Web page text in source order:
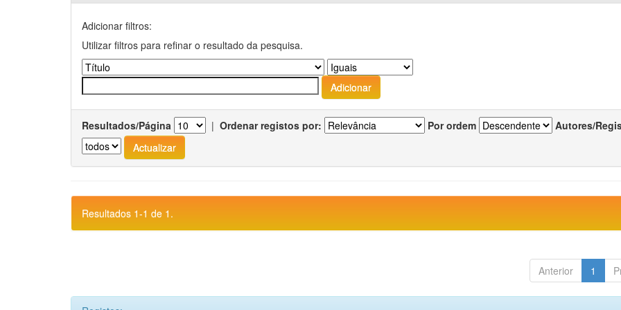
Adicionar filtros:
Utilizar filtros para refinar o resultado da pesquisa.
Resultados/Página | Ordenar registos por: Por ordem Autores/
Resultados 1-1 de 1.
Anterior 1